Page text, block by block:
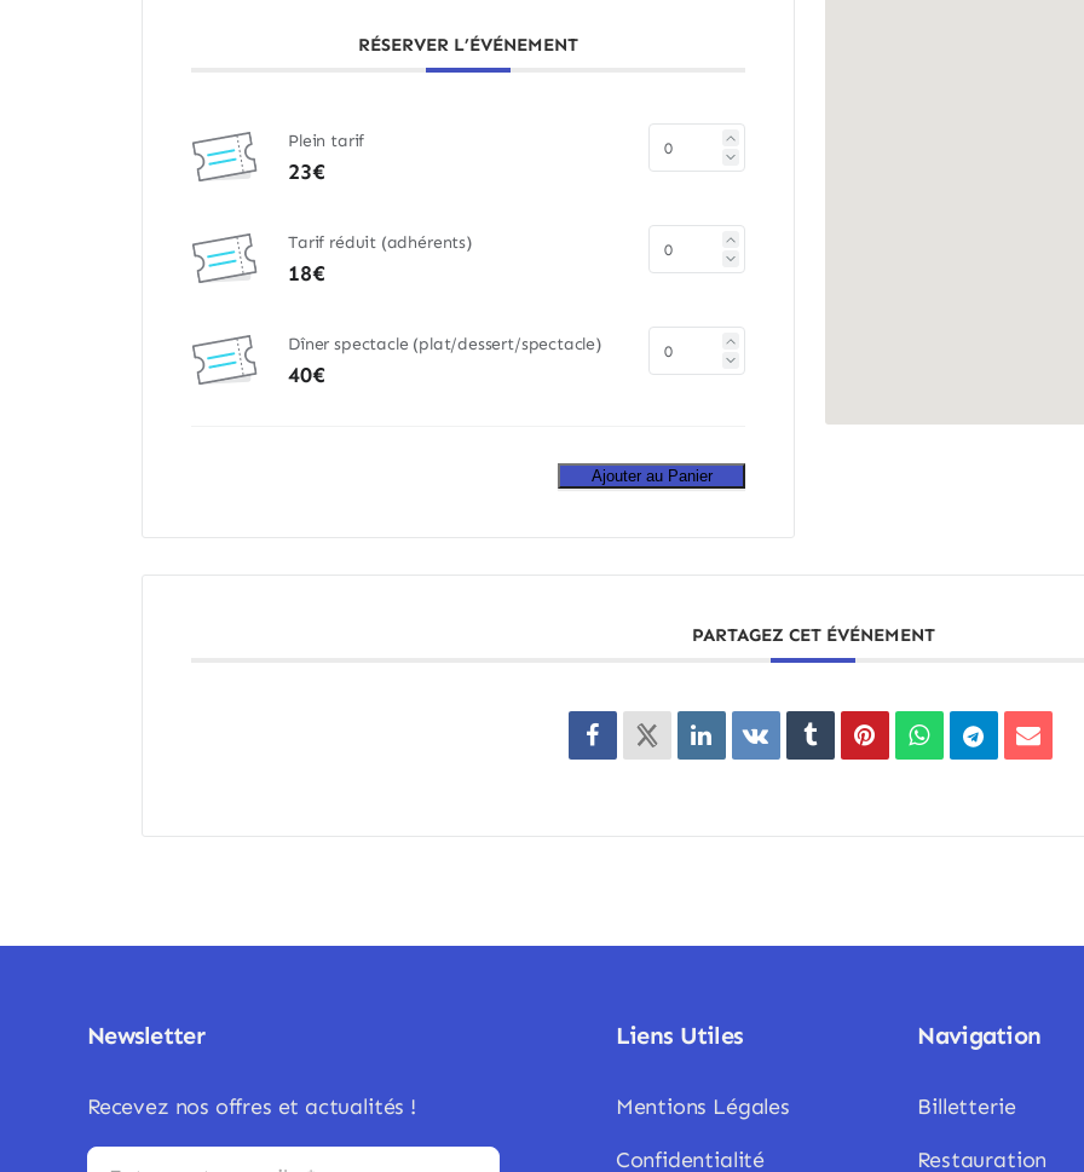
RÉSERVER L’ÉVÉNEMENT
Plein tarif
23€
Tarif réduit (adhérents)
18€
Dîner spectacle (plat/dessert/spectacle)
40€
Ajouter au Panier
PARTAGEZ CET ÉVÉNEMENT
Newsletter
Recevez nos offres et actualités !
Liens Utiles
Mentions Légales
Confidentialité
Navigation
Billetterie
Restauration